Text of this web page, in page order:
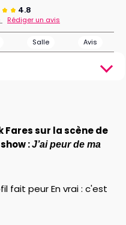
4.8
Rédiger un avis
Salle Avis
Fares sur la scène de
:J’ai peur de ma
fait peur En vrai : c'est